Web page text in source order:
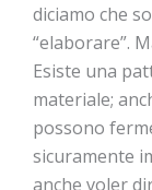
diciamo che
“elaborare”.
Esiste una
materiale;
possono
sicuramente
anche voler